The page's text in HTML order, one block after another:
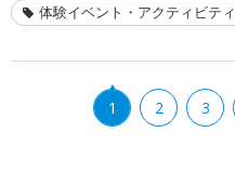
体験イベント・アクティビティ
1 2 3